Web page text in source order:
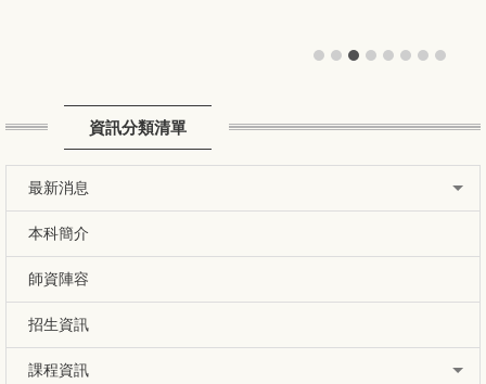
資訊分類清單
最新消息
本科簡介
師資陣容
招生資訊
課程資訊